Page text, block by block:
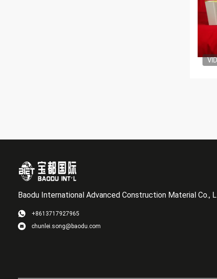
Baodu International Advanced Construction Material Co.,
+8613717927965
chunlei.song@baodu.com